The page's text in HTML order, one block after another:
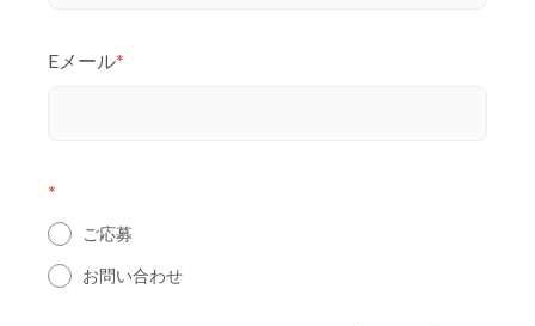
Eメール*
*
ご応募
お問い合わせ